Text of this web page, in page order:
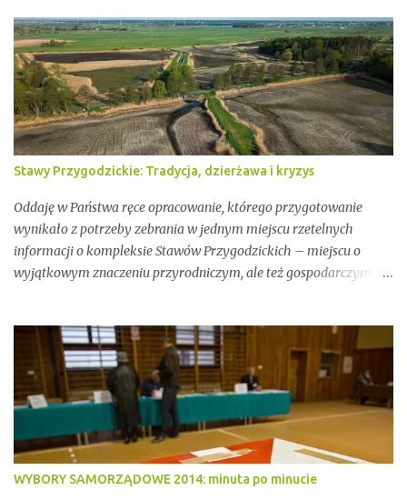
Stawy Przygodzickie: Tradycja, dzierżawa i kryzys
Oddaję w Państwa ręce opracowanie, którego przygotowanie
wynikało z potrzeby zebrania w jednym miejscu rzetelnych
informacji o kompleksie Stawów Przygodzickich – miejscu o
wyjątkowym znaczeniu przyrodniczym, ale też gospodarczym i
elementem ekosystemu Doliny Baryczy. W ostatnich latach stały
się jednak również przedmiotem konfliktów, napięć i realnych
zagrożeń związanych z brakiem ciągłości dzierżawy oraz
niewystarczającym wsparciem instytucjonalnym.
WYBORY SAMORZĄDOWE 2014: minuta po minucie